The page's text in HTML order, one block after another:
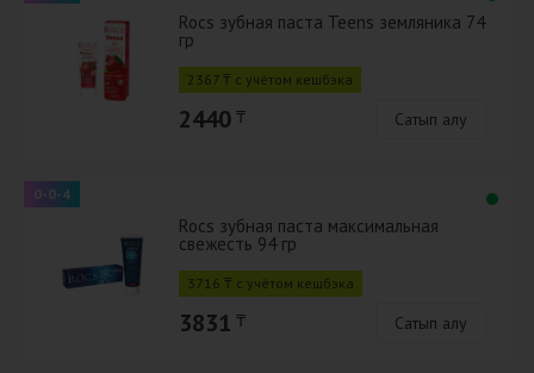
Rocs зубная паста Teens земляника 74
гр
2367 ₸ с учётом кешбэка
2440 ₸ Сатып алу
0-0-4
Rocs зубная паста максимальная
свежесть 94 гр
3716 ₸ с учётом кешбэка
3831 ₸ Сатып алу